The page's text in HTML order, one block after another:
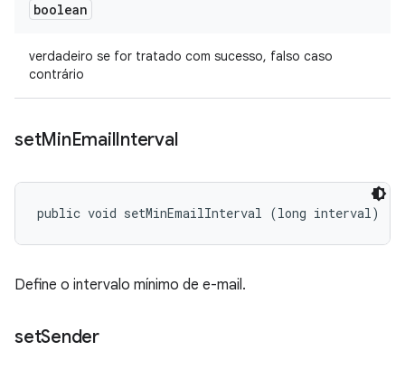
boolean
verdadeiro se for tratado com sucesso, falso caso
contrário
setMinEmailInterval
public void setMinEmailInterval (long interval)
Define o intervalo mínimo de e-mail.
setSender